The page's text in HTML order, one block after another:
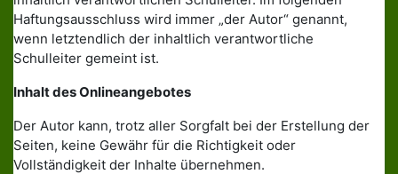
Haftungsausschluss wird immer „der Autor“ genannt,
wenn letztendlich der inhaltlich verantwortliche
Schulleiter gemeint ist.
Inhalt des Onlineangebotes
Der Autor kann, trotz aller Sorgfalt bei der Erstellung der
Seiten, keine Gewähr für die Richtigkeit oder
Vollständigkeit der Inhalte übernehmen.